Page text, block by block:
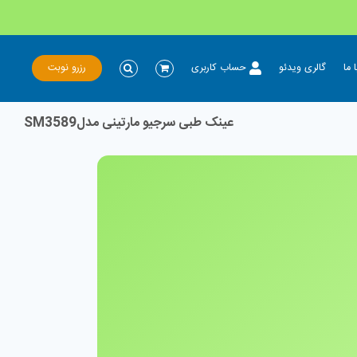
ما گالری ویدئو حساب کاربری رزرو نوبت
عینک طبی سرجیو مارتینی مدلSM3589